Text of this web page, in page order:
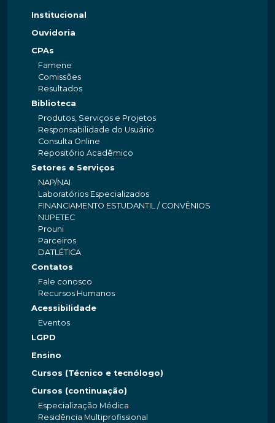
Institucional
Ouvidoria
CPAs
Famene
Comissões
Resultados
Biblioteca
Produtos, Serviços e Projetos
Responsabilidade do Usuário
Consulta Online
Repositório Acadêmico
Setores e Serviços
NAP/NAI
Laboratórios Especializados
FINANCIAMENTO ESTUDANTIL / CONVÊNIOS
NUPETEC
Prouni
Parceiros
DATLÉTICA
Contatos
Fale conosco
Recursos Humanos
Acessibilidade
Eventos
LGPD
Ensino
Cursos (Técnico e tecnólogo)
Cursos (continuação)
Especialização Médica
Residência Multiprofissional